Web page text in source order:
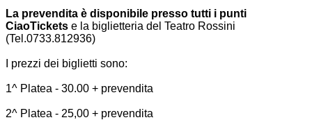
La prevendita è disponibile presso tutti i punti
CiaoTickets e la biglietteria del Teatro Rossini
(Tel.0733.812936)
I prezzi dei biglietti sono:
1^ Platea - 30.00 + prevendita
2^ Platea - 25,00 + prevendita